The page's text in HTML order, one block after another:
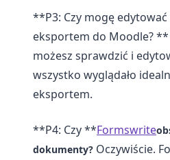
**P3: Czy mogę
eksportem do Moodle?
możesz sprawdzić i
wszystko wyglądało
eksportem.
**P4: Czy **Formswrite
dokumenty? Oczywiście.